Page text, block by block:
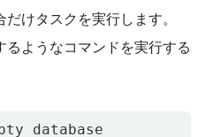
けタスクを実行します。
ようなコマンドを実行する
database